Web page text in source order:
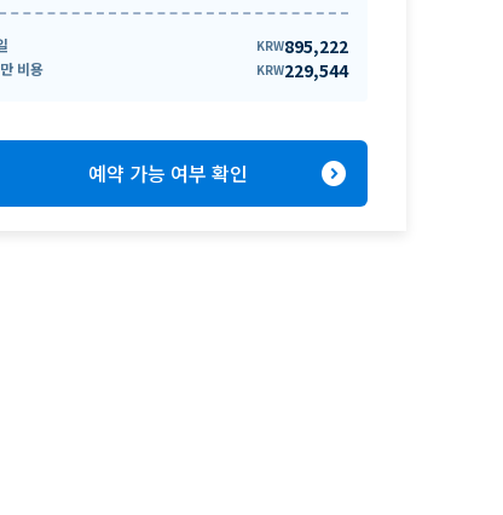
KRW895,222
비용 KRW229,544
예약 가능 여부 확인 expand_circle_right